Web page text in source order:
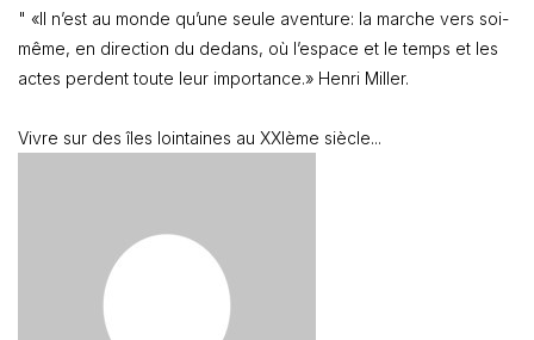
" «Il n’est au monde qu’une seule aventure: la marche vers soi-
même, en direction du dedans, où l’espace et le temps et les
actes perdent toute leur importance.» Henri Miller.
Vivre sur des îles lointaines au XXIème siècle...